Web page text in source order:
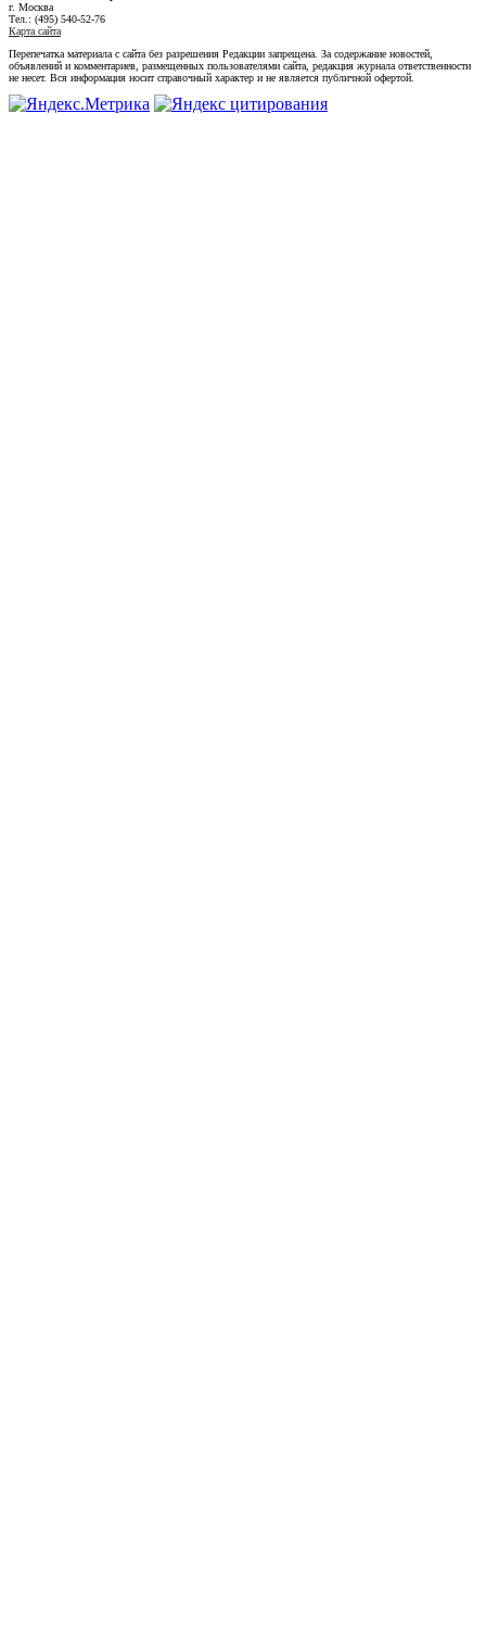
г. Москва
Тел.: (495) 540-52-76
Карта сайта
Перепечатка материала с сайта без разрешения Редакции запрещена. За содержание новостей,
объявлений и комментариев, размещенных пользователями сайта, редакция журнала ответственности
не несет. Вся информация носит справочный характер и не является публичной офертой.